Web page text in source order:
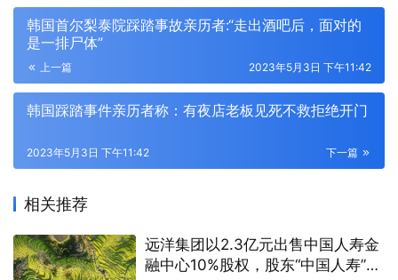
韩国首尔梨泰院踩踏事故亲历者:“走出酒吧后，面对的
是一排尸体”
上一篇 2023年5月3日 下午11:42
韩国踩踏事件亲历者称：有夜店老板见死不救拒绝开门
下一篇
2023年5月3日 下午11:42
相关推荐
远洋集团以2.3亿元出售中国人寿金
融中心10%股权，股东“中国人寿”接